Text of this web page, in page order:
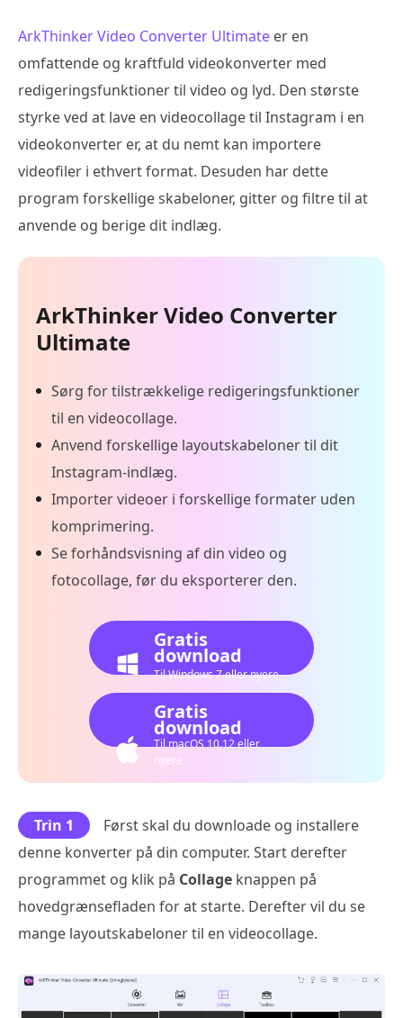
ArkThinker Video Converter Ultimate er en
omfattende og kraftfuld videokonverter med
redigeringsfunktioner til video og lyd. Den største
styrke ved at lave en videocollage til Instagram i en
videokonverter er, at du nemt kan importere
videofiler i ethvert format. Desuden har dette
program forskellige skabeloner, gitter og filtre til at
anvende og berige dit indlæg.
ArkThinker Video Converter
Ultimate
Sørg for tilstrækkelige redigeringsfunktioner
til en videocollage.
Anvend forskellige layoutskabeloner til dit
Instagram-indlæg.
Importer videoer i forskellige formater uden
komprimering.
Se forhåndsvisning af din video og
fotocollage, før du eksporterer den.
Gratis
download
Til Windows 7 eller nyere
Gratis
download
Til macOS 10.12 eller
nyere
Trin 1
Først skal du downloade og installere
denne konverter på din computer. Start derefter
programmet og klik på Collage knappen på
hovedgrænsefladen for at starte. Derefter vil du se
mange layoutskabeloner til en videocollage.